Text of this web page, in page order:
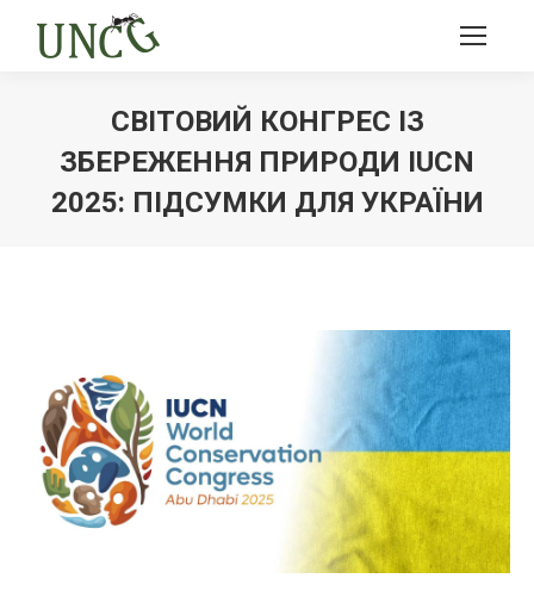
СВІТОВИЙ КОНГРЕС ІЗ
ЗБЕРЕЖЕННЯ ПРИРОДИ IUCN
2025: ПІДСУМКИ ДЛЯ УКРАЇНИ